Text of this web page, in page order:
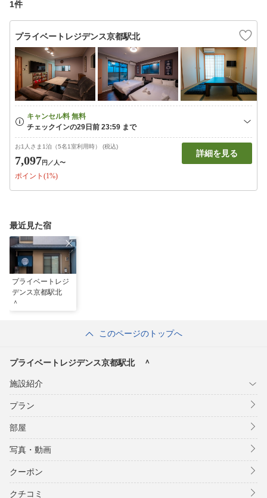
1件
プライベートレジデンス京都駅北
お1人さま1泊（5名1室利用時） (税込)
7,097円 ／人〜
ポイント(1%)
詳細を見る
最近見た宿
プライベートレジ
デンス京都駅北
＾
このページのトップへ
プライベートレジデンス京都駅北 ＾
施設紹介
プラン
部屋
写真・動画
クーポン
クチコミ